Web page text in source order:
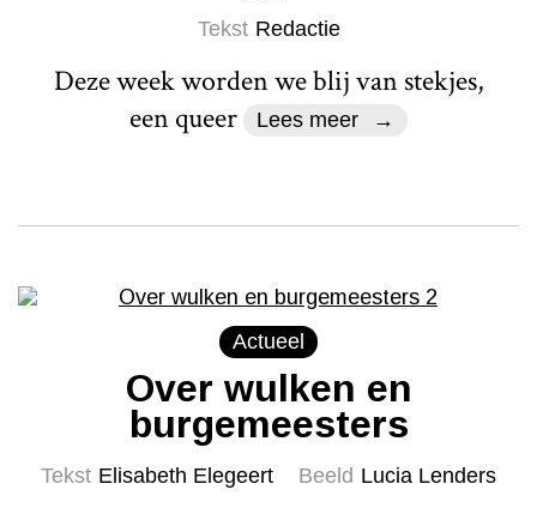
Tekst Redactie
Deze week worden we blij van stekjes,
een queer
Lees meer
Actueel
Over wulken en
burgemeesters
Tekst Elisabeth Elegeert Beeld Lucia Lenders